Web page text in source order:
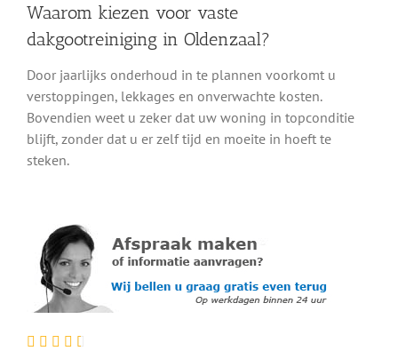
Waarom kiezen voor vaste
dakgootreiniging in Oldenzaal?
Door jaarlijks onderhoud in te plannen voorkomt u
verstoppingen, lekkages en onverwachte kosten.
Bovendien weet u zeker dat uw woning in topconditie
blijft, zonder dat u er zelf tijd en moeite in hoeft te
steken.